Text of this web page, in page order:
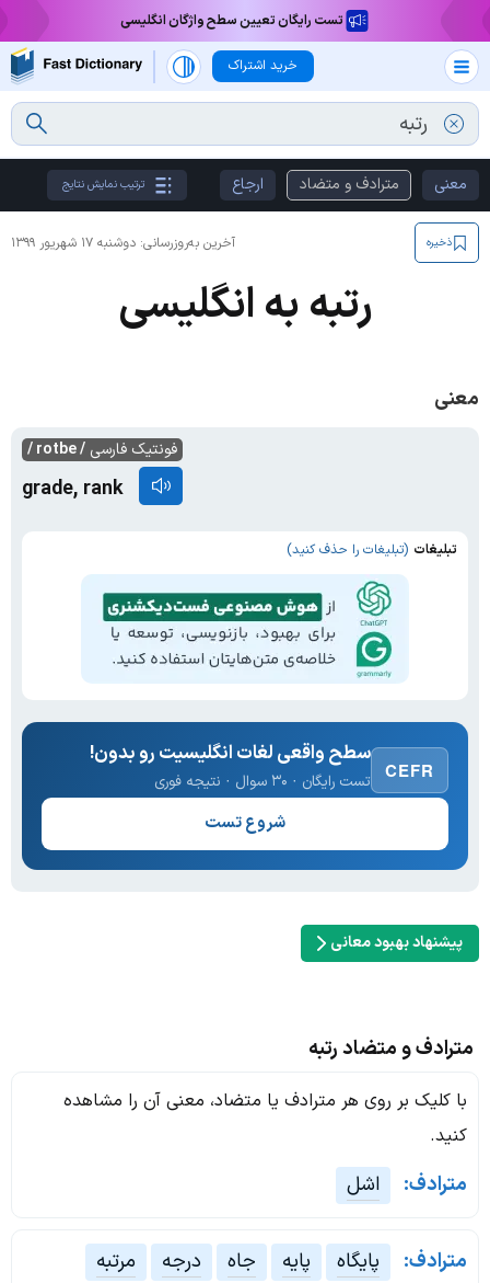
تست رایگان تعیین سطح واژگان انگلیسی
خرید اشتراک
معنی مترادف و متضاد ارجاع ترتیب نمایش نتایج
آخرین به‌روزرسانی: دوشنبه ۱۷ شهریور ۱۳۹۹ ذخیره
رتبه به انگلیسی
معنی
فونتیک فارسی / rotbe /
grade, rank
تبلیغات (تبلیغات را حذف کنید)
CEFR
سطح واقعی لغات انگلیسیت رو بدون!
تست رایگان · ۳۰ سوال · نتیجه فوری
شروع تست
پیشنهاد بهبود معانی
مترادف و متضاد رتبه
با کلیک بر روی هر مترادف یا متضاد، معنی آن را مشاهده
کنید.
مترادف: اشل
مترادف: پایگاه پایه جاه درجه
مرتبه